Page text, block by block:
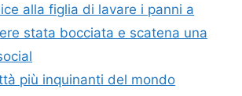
alla figlia di lavare i panni a
stata bocciata e scatena una
più inquinanti del mondo